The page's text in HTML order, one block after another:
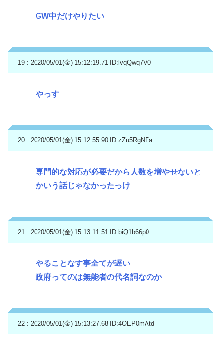
GW中だけやりたい
19 : 2020/05/01(金) 15:12:19.71 ID:lvqQwq7V0
やっす
20 : 2020/05/01(金) 15:12:55.90 ID:zZu5RgNFa
専門的な対応が必要だから人数を増やせないと
かいう話じゃなかったっけ
21 : 2020/05/01(金) 15:13:11.51 ID:biQ1b66p0
やることなす事全てが遅い
政府ってのは無能者の代名詞なのか
22 : 2020/05/01(金) 15:13:27.68 ID:4OEP0mAtd